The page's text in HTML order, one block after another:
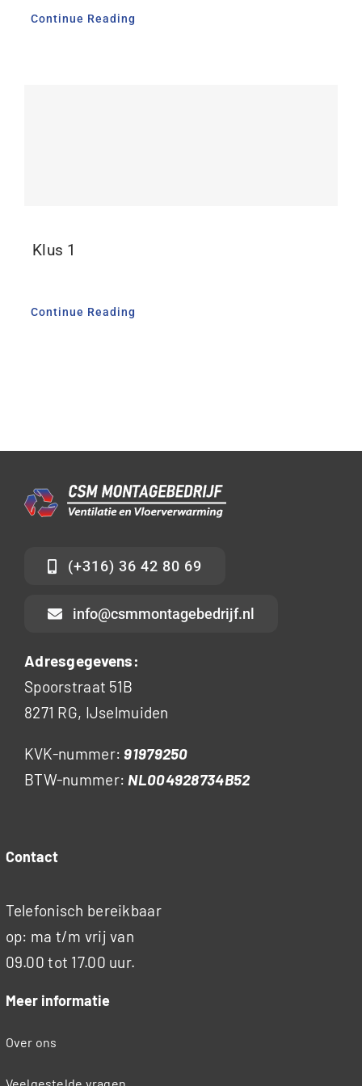
Continue Reading
Klus 1
Continue Reading
(+316) 36 42 80 69
info@csmmontagebedrijf.nl
Adresgegevens:
Spoorstraat 51B
8271 RG, IJselmuiden
KVK-nummer:91979250
BTW-nummer: NL004928734B52
Contact
Telefonisch bereikbaar
op: ma t/m vrij van
09.00 tot 17.00 uur.
Meer informatie
Over ons